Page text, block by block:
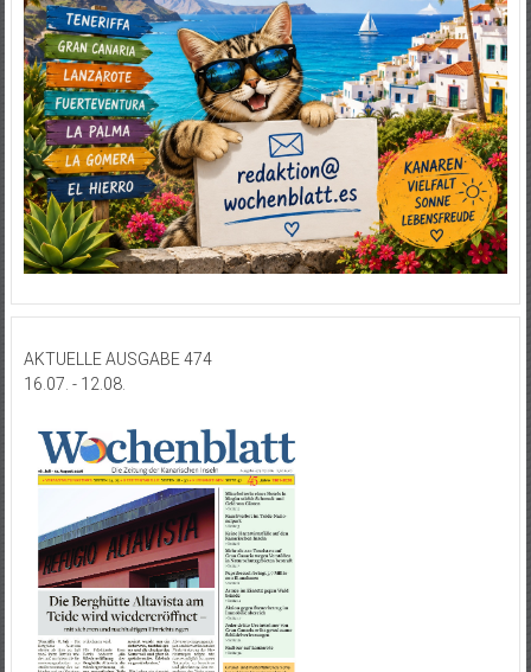
AKTUELLE AUSGABE 474
16.07. - 12.08.